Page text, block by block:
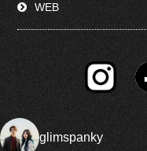
WEB
glimspanky